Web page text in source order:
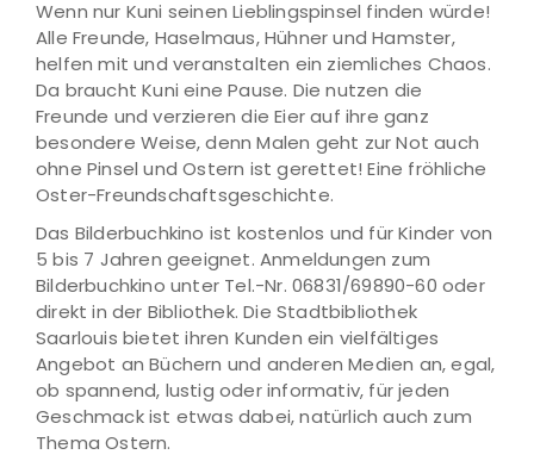
Wenn nur Kuni seinen Lieblingspinsel finden würde!
Alle Freunde, Haselmaus, Hühner und Hamster,
helfen mit und veranstalten ein ziemliches Chaos.
Da braucht Kuni eine Pause. Die nutzen die
Freunde und verzieren die Eier auf ihre ganz
besondere Weise, denn Malen geht zur Not auch
ohne Pinsel und Ostern ist gerettet! Eine fröhliche
Oster-Freundschaftsgeschichte.
Das Bilderbuchkino ist kostenlos und für Kinder von
5 bis 7 Jahren geeignet. Anmeldungen zum
Bilderbuchkino unter Tel.-Nr. 06831/69890-60 oder
direkt in der Bibliothek. Die Stadtbibliothek
Saarlouis bietet ihren Kunden ein vielfältiges
Angebot an Büchern und anderen Medien an, egal,
ob spannend, lustig oder informativ, für jeden
Geschmack ist etwas dabei, natürlich auch zum
Thema Ostern.